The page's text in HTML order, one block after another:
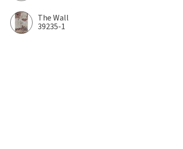
The Wall
39235-1